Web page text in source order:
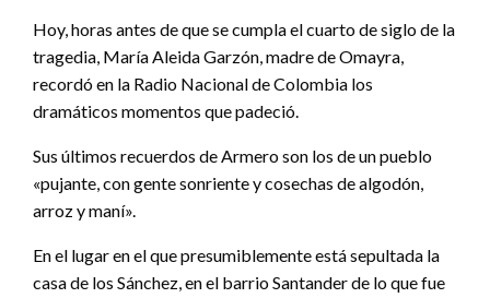
Hoy, horas antes de que se cumpla el cuarto de siglo de la
tragedia, María Aleida Garzón, madre de Omayra,
recordó en la Radio Nacional de Colombia los
dramáticos momentos que padeció.
Sus últimos recuerdos de Armero son los de un pueblo
«pujante, con gente sonriente y cosechas de algodón,
arroz y maní».
En el lugar en el que presumiblemente está sepultada la
casa de los Sánchez, en el barrio Santander de lo que fue